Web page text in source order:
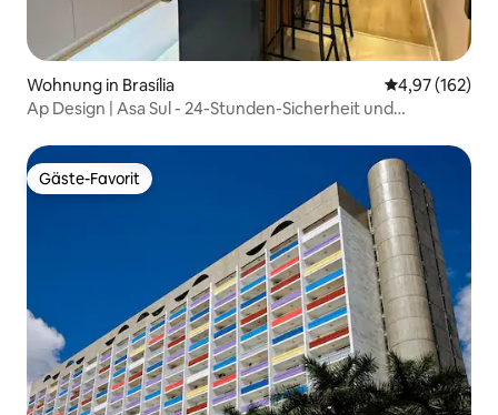
Wohnung in Brasília
4,97 (162)
Ap Design | Asa Sul - 24-Stunden-Sicherheit und
Gäste-Favorit
Gäste-Favorit